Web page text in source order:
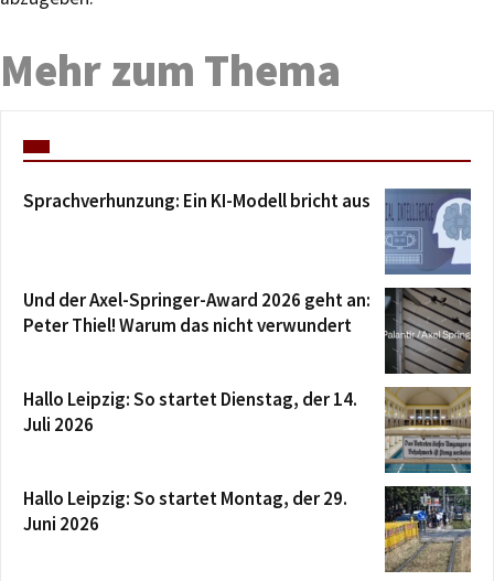
Mehr zum Thema
Sprachverhunzung: Ein KI-Modell bricht aus
Und der Axel-Springer-Award 2026 geht an:
Peter Thiel! Warum das nicht verwundert
Hallo Leipzig: So startet Dienstag, der 14.
Juli 2026
Hallo Leipzig: So startet Montag, der 29.
Juni 2026